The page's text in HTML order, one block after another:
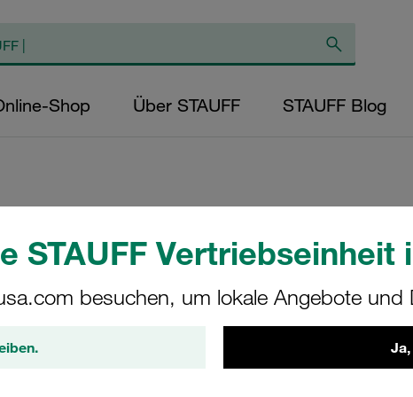
STAUFF Vertriebseinheit
besuchen, um lokale Angebote und
Shop Über STAUFF STAUFF Blog
Metallschelle,
20mm Stahl,
DIN3567-A-20-W40
STAUFF Materialnr.